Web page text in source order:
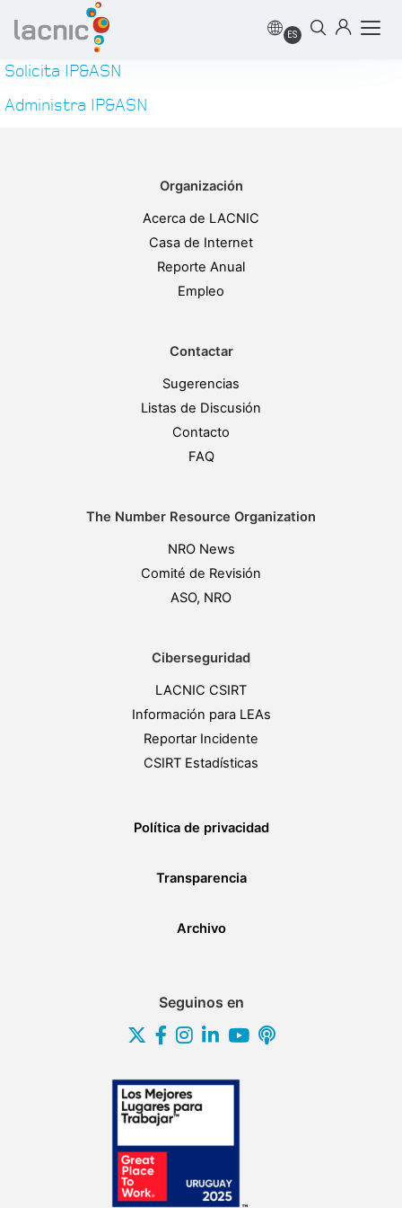
ES
IP & ASN
Solicita IP&ASN
Administra IP&ASN
Organización
Acerca de LACNIC
Casa de Internet
Reporte Anual
Empleo
Contactar
Sugerencias
Listas de Discusión
Contacto
FAQ
The Number Resource Organization
NRO News
Comité de Revisión
ASO, NRO
Ciberseguridad
LACNIC CSIRT
Información para LEAs
Reportar Incidente
CSIRT Estadísticas
Política de privacidad
Transparencia
Archivo
Seguinos en